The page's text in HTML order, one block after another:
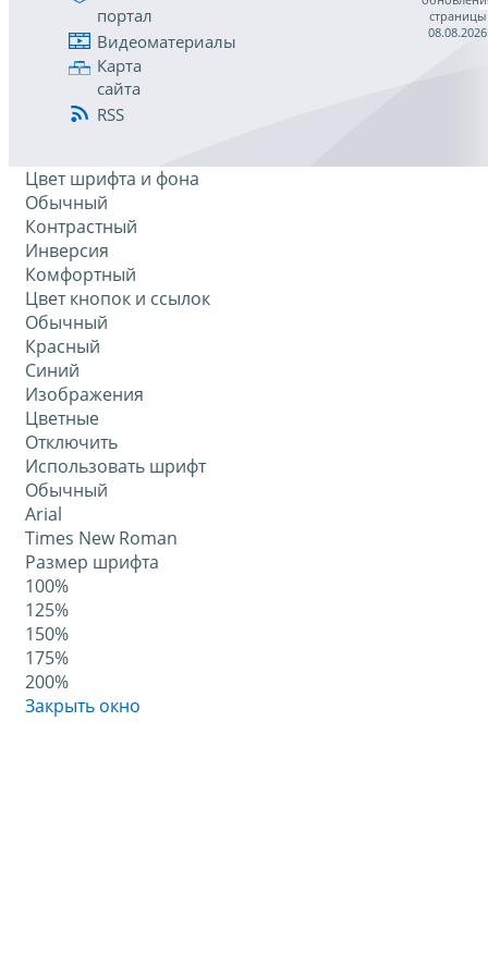
портал
Видеоматериалы
Карта
сайта
RSS
страницы
08.08.2026
Цвет шрифта и фона
Обычный
Контрастный
Инверсия
Комфортный
Цвет кнопок и ссылок
Обычный
Красный
Синий
Изображения
Цветные
Отключить
Использовать шрифт
Обычный
Arial
Times New Roman
Размер шрифта
100%
125%
150%
175%
200%
Закрыть окно